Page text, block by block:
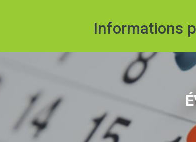
Informations